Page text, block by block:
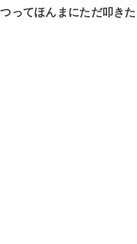
ってほんまにただ叩き